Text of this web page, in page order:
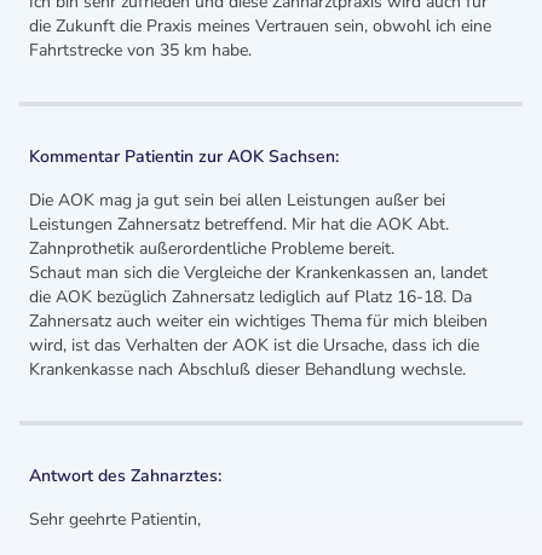
die Zukunft die Praxis meines Vertrauen sein, obwohl ich eine
Fahrtstrecke von 35 km habe.
Kommentar Patientin zur AOK Sachsen:
Die AOK mag ja gut sein bei allen Leistungen außer bei
Leistungen Zahnersatz betreffend. Mir hat die AOK Abt.
Zahnprothetik außerordentliche Probleme bereit.
Schaut man sich die Vergleiche der Krankenkassen an, landet
die AOK bezüglich Zahnersatz lediglich auf Platz 16-18. Da
Zahnersatz auch weiter ein wichtiges Thema für mich bleiben
wird, ist das Verhalten der AOK ist die Ursache, dass ich die
Krankenkasse nach Abschluß dieser Behandlung wechsle.
Antwort des Zahnarztes:
Sehr geehrte Patientin,